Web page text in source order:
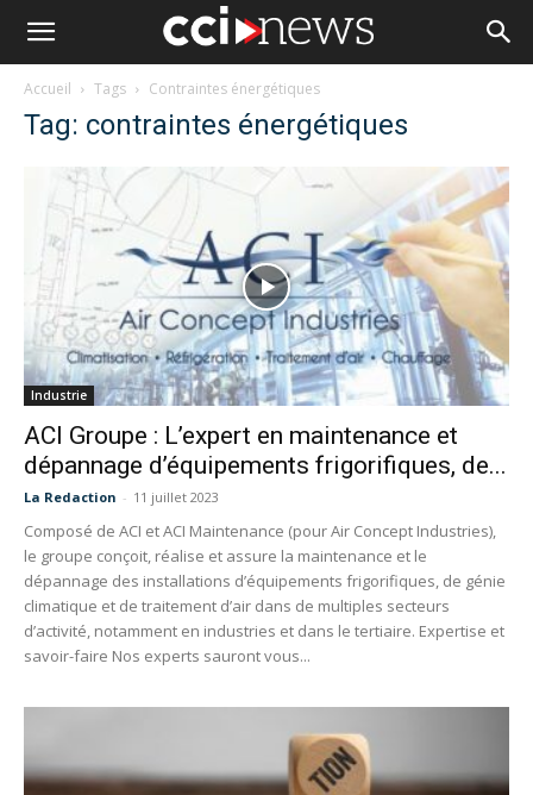
Accueil Tags Contraintes énergétiques
Tag: contraintes énergétiques
Industrie
ACI Groupe : L’expert en maintenance et
dépannage d’équipements frigorifiques, de...
La Redaction - 11 juillet 2023
Composé de ACI et ACI Maintenance (pour Air Concept Industries),
le groupe conçoit, réalise et assure la maintenance et le
dépannage des installations d’équipements frigorifiques, de génie
climatique et de traitement d’air dans de multiples secteurs
d’activité, notamment en industries et dans le tertiaire. Expertise et
savoir-faire Nos experts sauront vous...